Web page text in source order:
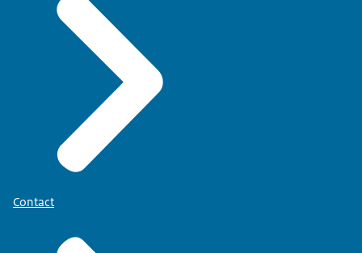
Contact